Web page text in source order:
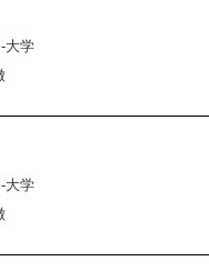
大学
大学